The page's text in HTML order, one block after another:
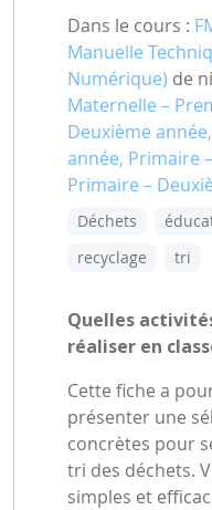
Dans le cours :
Manuelle
Numérique) de
Maternelle –
Deuxième
année, Primaire
Primaire –
Déchets
recyclage
tri
Quelles
réaliser en
Cette fiche a
présenter une
concrètes pour
tri des déchets.
simples et